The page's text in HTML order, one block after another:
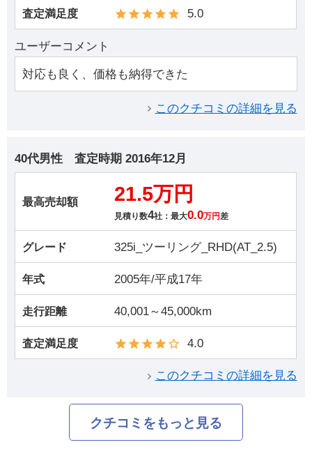
査定満足度 5.0
ユーザーコメント
対応も良く、価格も納得できた
このクチコミの詳細を見る
40代男性 査定時期 2016年12月
最高売却額 21.5万円
見積り数4社：最大0.0万円差
グレード 325i_ツーリング_RHD(AT_2.5)
年式 2005年/平成17年
走行距離 40,001～45,000km
査定満足度 4.0
このクチコミの詳細を見る
クチコミをもっと見る